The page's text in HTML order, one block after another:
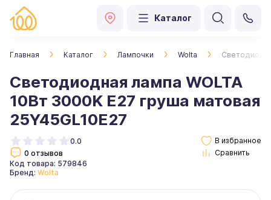
Каталог
Главная Каталог Лампочки Wolta
Светодиодная лампа WOLTA
10Вт 3000K E27 груша матовая
25Y45GL10E27
0.0
0 отзывов
Код товара: 579846
Бренд: Wolta